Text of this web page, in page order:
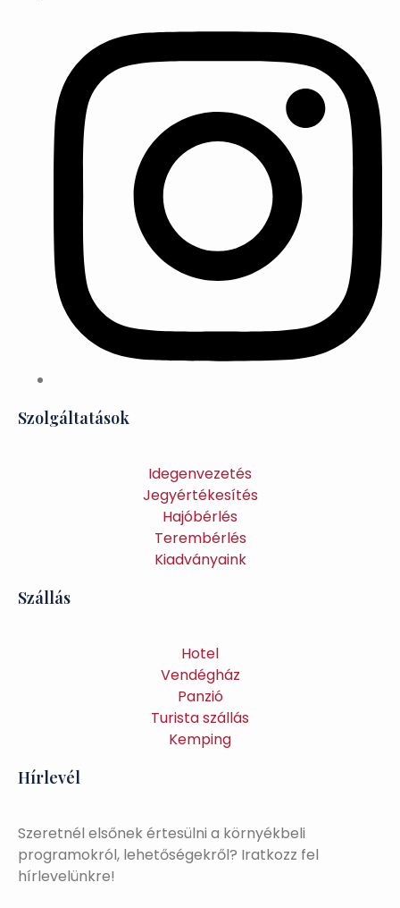
Szolgáltatások
Idegenvezetés
Jegyértékesítés
Hajóbérlés
Terembérlés
Kiadványaink
Szállás
Hotel
Vendégház
Panzió
Turista szállás
Kemping
Hírlevél
Szeretnél elsőnek értesülni a környékbeli
programokról, lehetőségekről? Iratkozz fel
hírlevelünkre!